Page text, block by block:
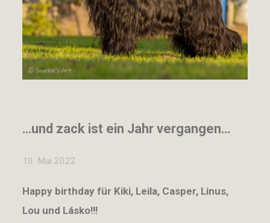
…und zack ist ein Jahr vergangen…
10. Mai 2022
Happy birthday für Kiki, Leila, Casper, Linus,
Lou und Lásko!!!